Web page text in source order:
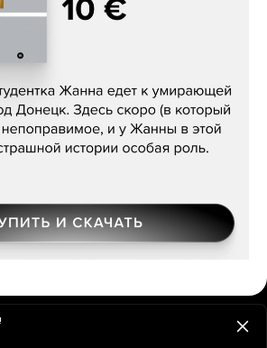
«Белая дама»
ПИСАЛИ НА ЭТОЙ НЕДЕЛЕ